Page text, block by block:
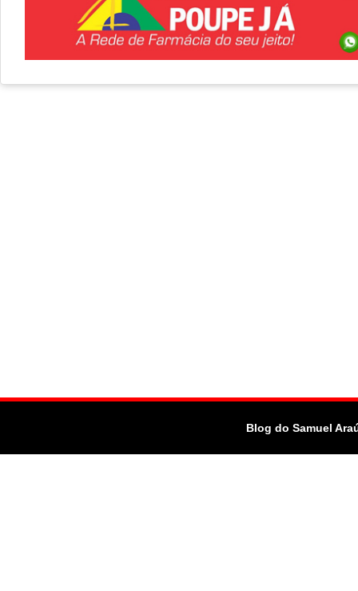
Blog do Samuel